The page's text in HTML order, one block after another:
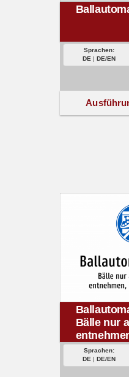
Sprachen:
DE | DE/EN
Bälle nur
Körben.
Sprachen:
DE | DE/EN